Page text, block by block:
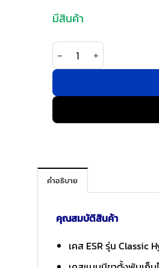
มีสินค้า
จำนวน ESR รุ่น Classic
คำอธิบาย
คุณสมบัติสินค้า
เคส ESR รุ่น Classic